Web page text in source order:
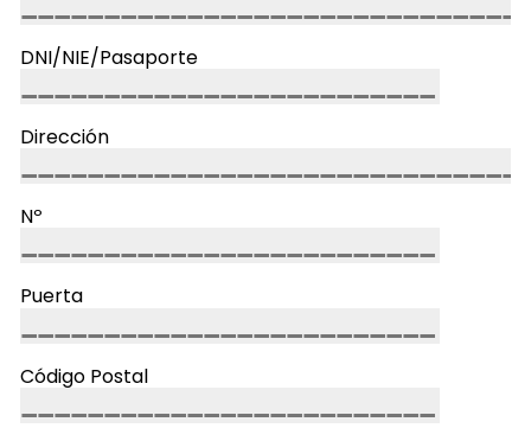
DNI/NIE/Pasaporte
Dirección
Nº
Puerta
Código Postal